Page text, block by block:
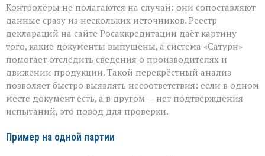
Контролёры не полагаются на случай: они сопоставляют
данные сразу из нескольких источников. Реестр
деклараций на сайте Росаккредитации даёт картину
того, какие документы выпущены, а система «Сатурн»
помогает отследить сведения о производителях и
движении продукции. Такой перекрёстный анализ
позволяет быстро выявлять несоответствия: если в одном
месте документ есть, а в другом — нет подтверждения
испытаний, это повод для проверки.
Пример на одной партии